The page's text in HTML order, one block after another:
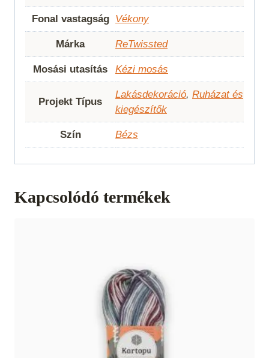
Fonal vastagság Vékony
Márka ReTwissted
Mosási utasítás Kézi mosás
Projekt Típus
Lakásdekoráció, Ruházat és
kiegészítők
Szín Bézs
Kapcsolódó termékek